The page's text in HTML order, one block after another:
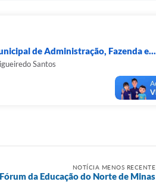
de Administração, Fazenda e...
Santos
NOTÍCIA MENOS RECENTE
da Educação do Norte de Minas